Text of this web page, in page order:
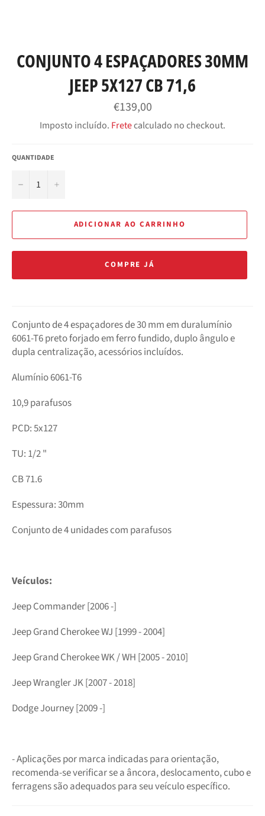
CONJUNTO 4 ESPAÇADORES 30MM
JEEP 5X127 CB 71,6
Preço
normal
€139,00
Imposto incluído. Fretecalculado no checkout.
QUANTIDADE
− +
ADICIONAR AO CARRINHO
COMPRE JÁ
Conjunto de 4 espaçadores de 30 mm em duralumínio
6061-T6 preto forjado em ferro fundido, duplo ângulo e
dupla centralização, acessórios incluídos.
Alumínio 6061-T6
10,9 parafusos
PCD: 5x127
TU: 1/2 "
CB 71.6
Espessura: 30mm
Conjunto de 4 unidades com parafusos
Veículos:
Jeep Commander [2006 -]
Jeep Grand Cherokee WJ [1999 - 2004]
Jeep Grand Cherokee WK / WH [2005 - 2010]
Jeep Wrangler JK [2007 - 2018]
Dodge Journey [2009 -]
- Aplicações por marca indicadas para orientação,
recomenda-se verificar se a âncora, deslocamento, cubo e
ferragens são adequados para seu veículo específico.